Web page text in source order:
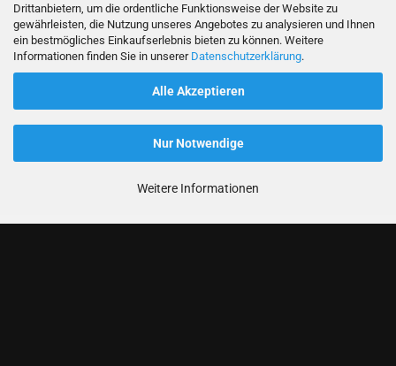
Drittanbietern, um die ordentliche Funktionsweise der Website zu
gewährleisten, die Nutzung unseres Angebotes zu analysieren und Ihnen
ein bestmögliches Einkaufserlebnis bieten zu können. Weitere
Informationen finden Sie in unserer Datenschutzerklärung.
Alle Akzeptieren
Nur Notwendige
Weitere Informationen